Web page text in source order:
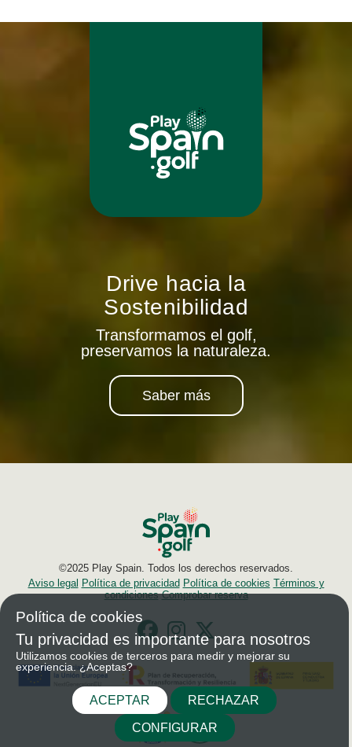
Drive hacia la
Sostenibilidad
Transformamos el golf,
preservamos la naturaleza.
Saber más
©2025 Play Spain. Todos los derechos reservados.
Aviso legal Política de privacidad Política de cookies Términos y
condiciones Comprobar reserva
Política de cookies
Tu privacidad es importante para nosotros
Utilizamos cookies de terceros para medir y mejorar su
experiencia. ¿Aceptas?
ACEPTAR RECHAZAR
CONFIGURAR